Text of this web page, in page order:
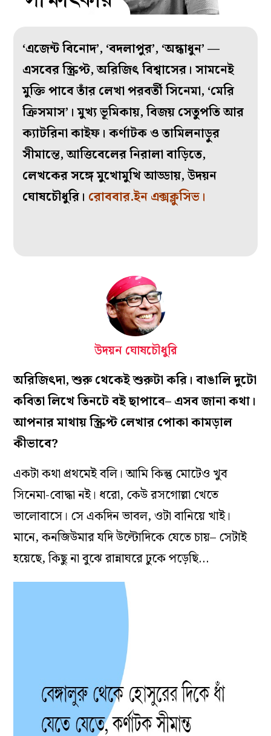
‘এজেন্ট বিনোদ’, ‘বদলাপুর’, ‘অন্ধাধুন’ —
এসবের স্ক্রিপ্ট, অরিজিৎ বিশ্বাসের। সামনেই
মুক্তি পাবে তাঁর লেখা পরবর্তী সিনেমা, ‘মেরি
ক্রিসমাস’। মুখ্য ভূমিকায়, বিজয় সেতুপতি আর
ক্যাটরিনা কাইফ। কর্ণাটক ও তামিলনাড়ুর
সীমান্তে, আত্তিবেলের নিরালা বাড়িতে,
লেখকের সঙ্গে মুখোমুখি আড্ডায়, উদয়ন
ঘোষচৌধুরি। রোববার.ইন এক্সক্লুসিভ।
উদয়ন ঘোষচৌধুরি
অরিজিৎদা, শুরু থেকেই শুরুটা করি। বাঙালি দুটো
কবিতা লিখে তিনটে বই ছাপাবে– এসব জানা কথা।
আপনার মাথায় স্ক্রিপ্ট লেখার পোকা কামড়াল
কীভাবে?
একটা কথা প্রথমেই বলি। আমি কিন্তু মোটেও খুব
সিনেমা-বোদ্ধা নই। ধরো, কেউ রসগোল্লা খেতে
ভালোবাসে। সে একদিন ভাবল, ওটা বানিয়ে খাই।
মানে, কনজিউমার যদি উল্টোদিকে যেতে চায়– সেটাই
হয়েছে, কিছু না বুঝে রান্নাঘরে ঢুকে পড়েছি…